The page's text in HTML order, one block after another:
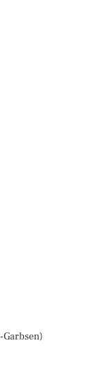
Garbsen)